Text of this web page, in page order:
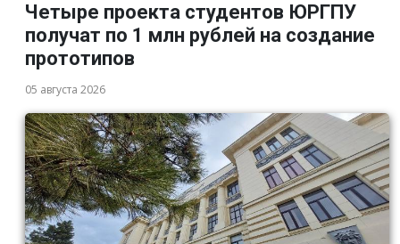
Четыре проекта студентов ЮРГПУ
получат по 1 млн рублей на создание
прототипов
05 августа 2026